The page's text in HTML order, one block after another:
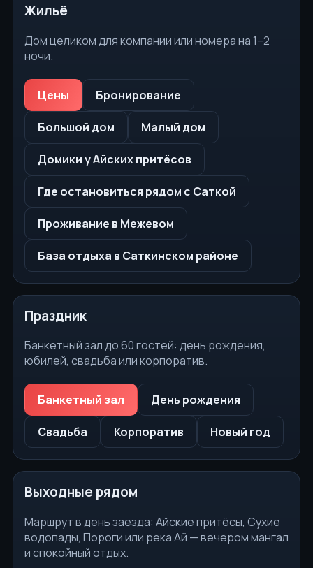
Жильё
Дом целиком для компании или номера на 1–2
ночи.
Цены Бронирование
Большой дом Малый дом
Домики у Айских притёсов
Где остановиться рядом с Саткой
Проживание в Межевом
База отдыха в Саткинском районе
Праздник
Банкетный зал до 60 гостей: день рождения,
юбилей, свадьба или корпоратив.
Банкетный зал День рождения
Свадьба Корпоратив Новый год
Выходные рядом
Маршрут в день заезда: Айские притёсы, Сухие
водопады, Пороги или река Ай — вечером мангал
и спокойный отдых.